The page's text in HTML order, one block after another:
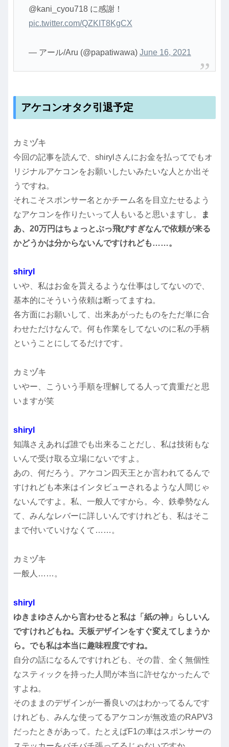
@kani_cyou718 に感謝！
pic.twitter.com/QZKIT8KgCX
— アール/Aru (@papatiwawa) June 16, 2021
アケコンオタク引退予定
カミヅキ
今回の記事を読んで、shirylさんにお金を払ってでもオ
リジナルアケコンをお願いしたいみたいな人とか出そ
うですね。
それこそスポンサー名とかチーム名を目立たせるよう
なアケコンを作りたいって人もいると思いますし。
ま
あ、20万円はちょっとぶっ飛びすぎなんで依頼が来る
かどうかは分からないんですけれども……。
shiryl
いや、私はお金を貰えるような仕事はしてないので、
基本的にそういう依頼は断ってますね。
各方面にお願いして、出来あがったものをただ単に合
わせただけなんで。何も作業をしてないのに私の手柄
ということにしてるだけです。
カミヅキ
いやー、こういう手順を理解してる人って貴重だと思
いますが笑
shiryl
知識さえあれば誰でも出来ることだし、私は技術もな
いんで受け取る立場にないですよ。
あの、何だろう。アケコン四天王とか言われてるんで
すけれども本来はインタビューされるような人間じゃ
ないんですよ。私、一般人ですから。今、鉄拳勢なん
て、みんなレバーに詳しいんですけれども、私はそこ
まで付いていけなくて……。
カミヅキ
一般人……。
shiryl
ゆきまゆさんから言わせると私は「紙の神」らしいん
ですけれどもね。天板デザインをすぐ変えてしまうか
ら。でも私は本当に趣味程度ですね。
自分の話になるんですけれども、その昔、全く無個性
なスティックを持った人間が本当に許せなかったんで
すよね。
そのままのデザインが一番良いのはわかってるんです
けれども、みんな使ってるアケコンが無改造のRAPV3
だったときがあって。たとえばF1の車はスポンサーの